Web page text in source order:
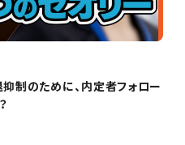
抑制のために、内定者フォロー